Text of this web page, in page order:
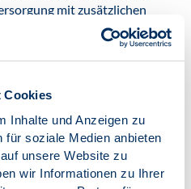
Cookies
Inhalte und Anzeigen zu
für soziale Medien anbieten
unsere Website zu
wir Informationen zu Ihrer
mit zusätzlichen
Psychotherapie,
und Spiritual Care bzw.
die
COVID-19-Stationen und
Alten- und Pflegeheime
Palliativversorgung